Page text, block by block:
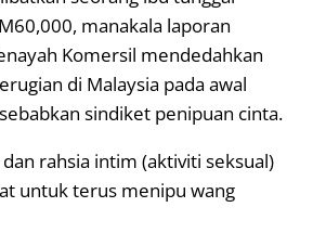
manakala laporan
Komersil mendedahkan
di Malaysia pada awal
sindiket penipuan cinta.
rahsia intim (aktiviti seksual)
untuk terus menipu wang